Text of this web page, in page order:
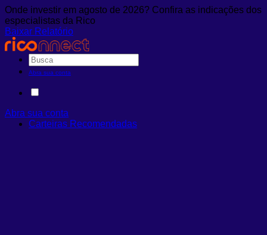
Onde investir em agosto de 2026? Confira as indicações dos
especialistas da Rico
Baixar Relatório
Abra sua conta
Abra sua conta
Carteiras Recomendadas